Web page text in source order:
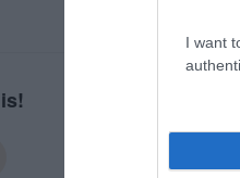
I want